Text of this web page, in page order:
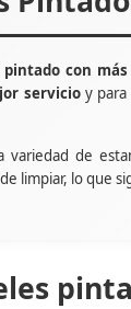
con
servicioy para
de
limpiar, lo